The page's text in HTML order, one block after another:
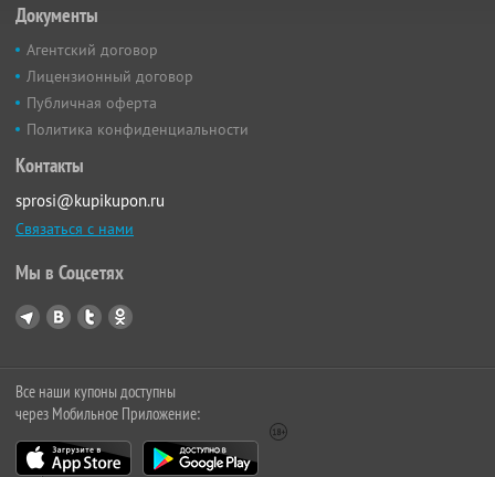
Документы
Агентский договор
Лицензионный договор
Публичная оферта
Политика конфиденциальности
Контакты
sprosi@kupikupon.ru
Связаться с нами
Мы в Соцсетях
Все наши купоны доступны
через Мобильное Приложение: